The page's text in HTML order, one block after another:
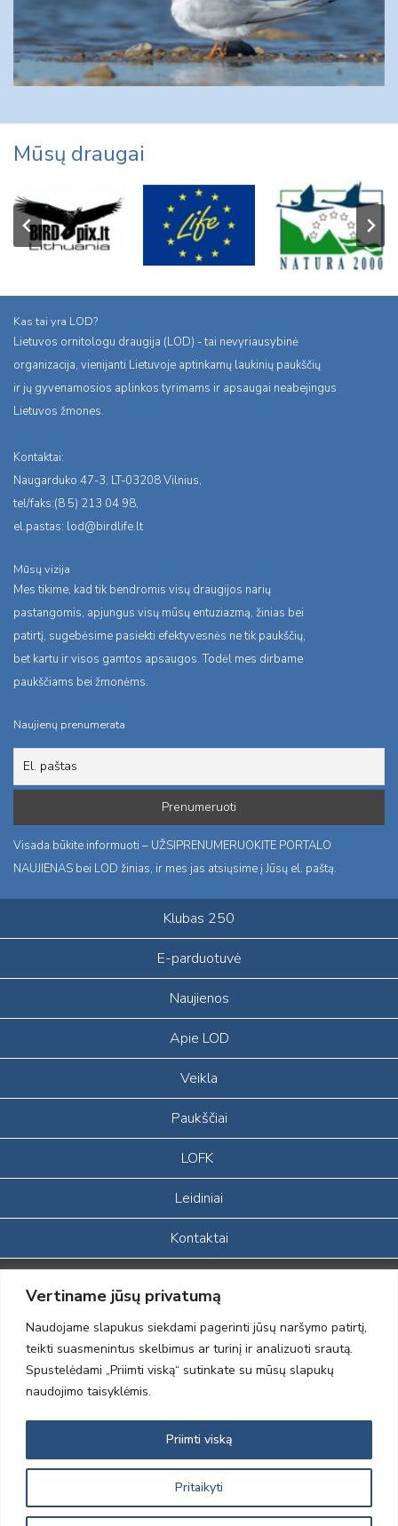
Vertiname jūsų privatumą
Naudojame slapukus siekdami pagerinti jūsų naršymo patirtį,
teikti suasmenintus skelbimus ar turinį ir analizuoti srautą.
Spustelėdami „Priimti viską“ sutinkate su mūsų slapukų
naudojimo taisyklėmis.
Pritaikyti
Priimti viską
Mūsų draugai
Kas tai yra LOD?
Lietuvos ornitologu draugija (LOD) - tai nevyriausybinė
organizacija, vienijanti Lietuvoje aptinkamų laukinių paukščių
ir jų gyvenamosios aplinkos tyrimams ir apsaugai neabejingus
Lietuvos žmones.
Kontaktai:
Naugarduko 47-3, LT-03208 Vilnius,
tel/faks:(8 5) 213 04 98,
el.pastas: lod@birdlife.lt
Mūsų vizija
Mes tikime, kad tik bendromis visų draugijos narių
pastangomis, apjungus visų mūsų entuziazmą, žinias bei
patirtį, sugebėsime pasiekti efektyvesnės ne tik paukščių,
bet kartu ir visos gamtos apsaugos. Todėl mes dirbame
paukščiams bei žmonėms.
Naujienų prenumerata
Visada būkite informuoti – UŽSIPRENUMERUOKITE PORTALO
NAUJIENAS bei LOD žinias, ir mes jas atsiųsime į Jūsų el. paštą.
Klubas 250
E-parduotuvė
Naujienos
Apie LOD
Veikla
Paukščiai
LOFK
Leidiniai
Kontaktai
Portalas sukurtas įgyvendinant Lietuvos Respublikos, Europos
ekonominės erdvės ir Norvegijos finansinių mechanizmų iš dalies
finansuojamą paprojektį
„LOD visuomeninės /gamtosauginės veiklos sustiprinimas ir įvaizdžio
formavimas įtraukiant visuomenę į aplinkosauginių tyrimų veiklą“
(paprojekčio
įgyvendinimo sutarties numeris 2004-LT0008-NVO-1EEE/NOR-02-
2012 © Lietuvos Ornitologų Draugija © 2014, Visos teisės saugomos